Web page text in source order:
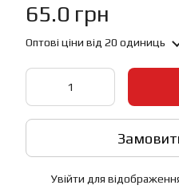
65.0 грн
Оптові ціни від 20 одиниць
Увійти для